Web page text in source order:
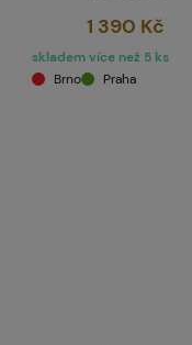
1 390 Kč
skladem více než 5 ks
Brno
Praha